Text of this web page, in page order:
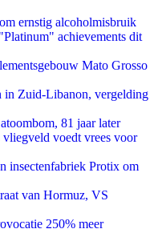
ernstig alcoholmisbruik
achievements dit
Mato Grosso
in Zuid-Libanon, vergelding
81 jaar later
voedt vrees voor
insectenfabriek Protix om
van Hormuz, VS
250% meer